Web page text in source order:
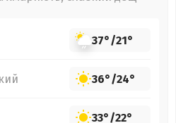
37°/21°
36°/24°
33°/22°